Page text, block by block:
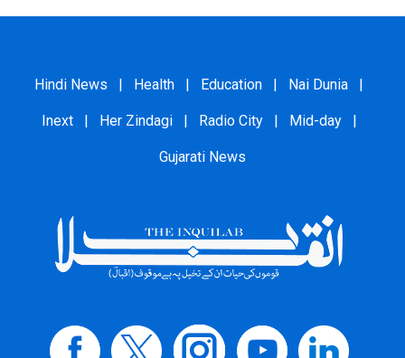
Hindi News | Health | Education | Nai Dunia |
Inext | Her Zindagi | Radio City | Mid-day |
Gujarati News